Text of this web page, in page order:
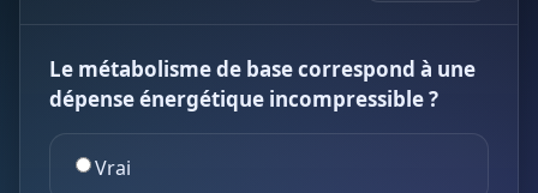
Le métabolisme de base correspond à une
dépense énergétique incompressible ?
Vrai